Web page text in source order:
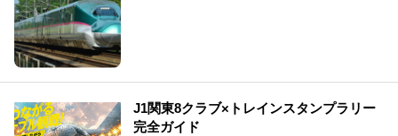
J1関東8クラブ×トレインスタンプラリー
完全ガイド